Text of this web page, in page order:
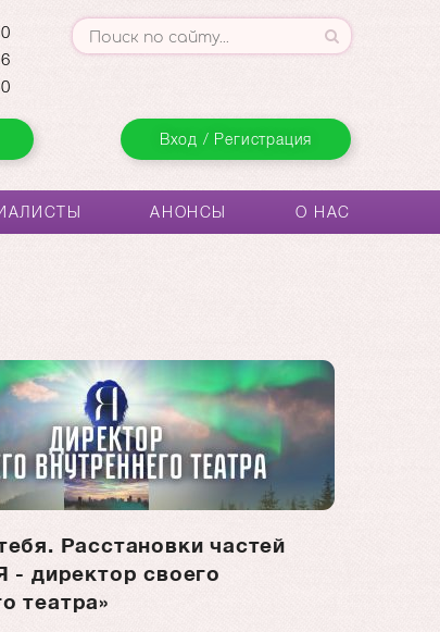
Вход / Регистрация
АНОНСЫ О НАС
Расстановки частей
- директор своего
театра»